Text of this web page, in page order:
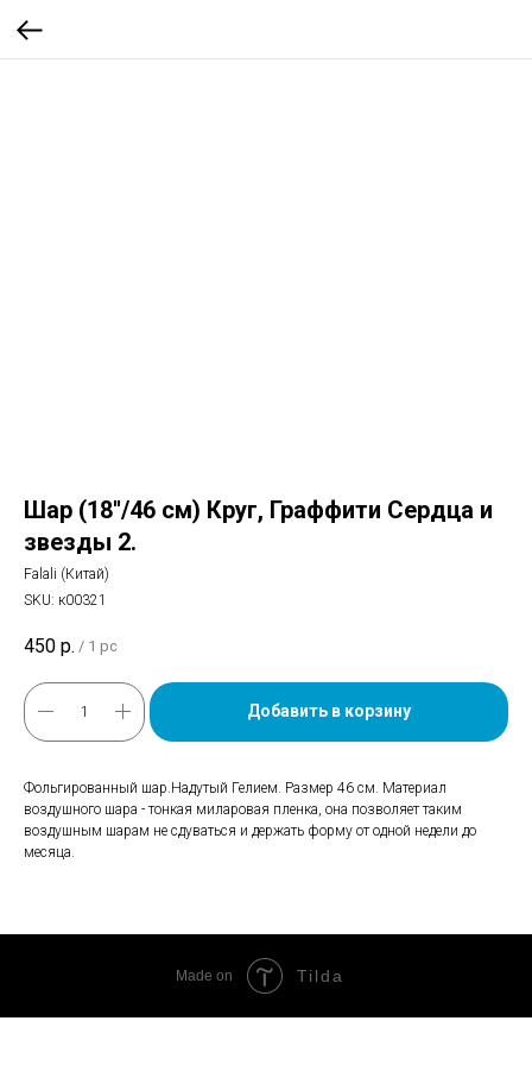
Шар (18''/46 см) Круг, Граффити Сердца и
звезды 2.
Falali (Китай)
SKU: к00321
450 р. / 1 pc
Добавить в корзину
Фольгированный шар.Надутый Гелием. Размер 46 см. Материал
воздушного шара - тонкая миларовая пленка, она позволяет таким
воздушным шарам не сдуваться и держать форму от одной недели до
месяца.
Made on Tilda